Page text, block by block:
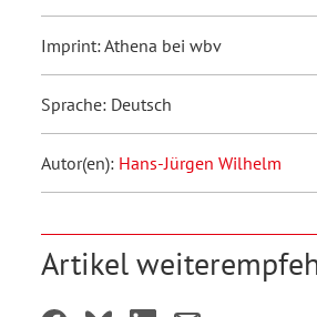
Imprint: Athena bei wbv
Sprache: Deutsch
Autor(en): Hans-Jürgen Wilhelm
Artikel